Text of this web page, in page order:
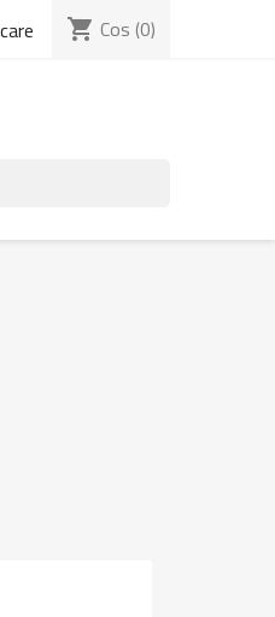
shopping_cart Cos (0)